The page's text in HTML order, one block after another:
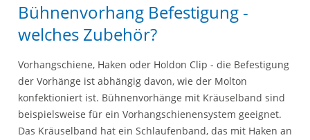
Bühnenvorhang Befestigung -
welches Zubehör?
Vorhangschiene, Haken oder Holdon Clip - die Befestigung
der Vorhänge ist abhängig davon, wie der Molton
konfektioniert ist. Bühnenvorhänge mit Kräuselband sind
beispielsweise für ein Vorhangschienensystem geeignet.
Das Kräuselband hat ein Schlaufenband, das mit Haken an